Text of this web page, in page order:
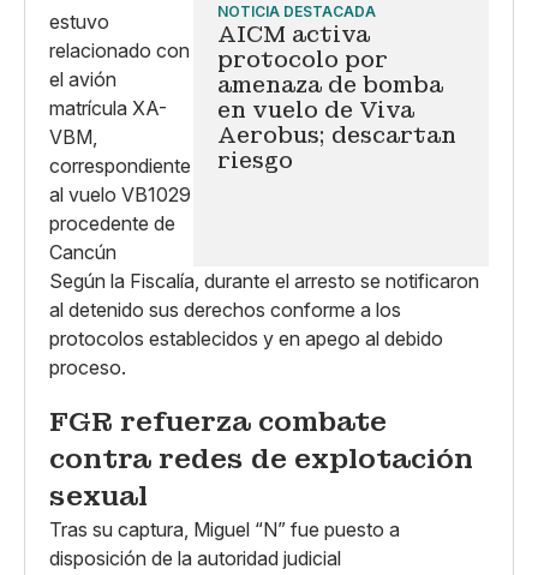
NOTICIA DESTACADA
AICM activa
protocolo por
amenaza de bomba
en vuelo de Viva
Aerobus; descartan
riesgo
Según la Fiscalía, durante el arresto se notificaron
al detenido sus derechos conforme a los
protocolos establecidos y en apego al debido
proceso.
FGR refuerza combate
contra redes de explotación
sexual
Tras su captura, Miguel “N” fue puesto a
disposición de la autoridad judicial